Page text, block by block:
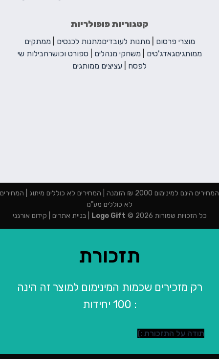
קטגוריות פופולריות
מוצרי פרסום מתנות לעובדיםמתנות לכנסים
ממתקים
ממותגיםגאדג'טים משחקי מנהלים ספורט וכושרחבילות שי
לפסח
עציצים ממותגים
המחירים הינם למינימום 2000 ₪ הזמנה | המחירים לא כוללים מיתוג | המחירים
לא כוללים מע"מ
כל הזכויות שמורות 2026 ©
Logo Gift
|בניית אתרים קידום אורגני
תזכורת
רק מזכירים שכמות המינימום למוצר זה הינה
: 100 יחידות
תודה על התזכורת :)